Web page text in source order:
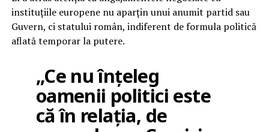
instituțiile europene nu aparțin unui anumit partid sau
Guvern, ci statului român, indiferent de formula politică
aflată temporar la putere.
„Ce nu înțeleg
oamenii politici este
că în relația, de